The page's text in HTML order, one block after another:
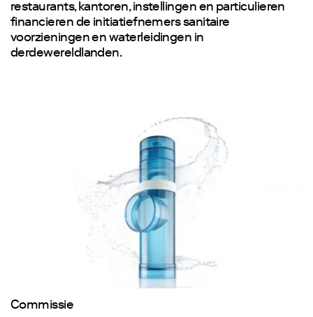
restaurants, kantoren, instellingen en particulieren
financieren de initiatiefnemers sanitaire
voorzieningen en waterleidingen in
derdewereldlanden.
Commissie